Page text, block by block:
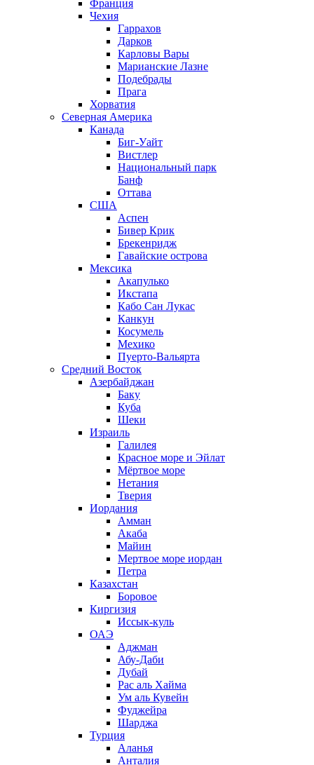
Франция
Чехия
Гаррахов
Дарков
Карловы Вары
Марианские Лазне
Подебрады
Прага
Хорватия
Северная Америка
Канада
Биг-Уайт
Вистлер
Национальный парк
Банф
Оттава
США
Аспен
Бивер Крик
Брекенридж
Гавайские острова
Мексика
Акапулько
Икстапа
Кабо Сан Лукас
Канкун
Косумель
Мехико
Пуерто-Вальярта
Средний Восток
Азербайджан
Баку
Куба
Шеки
Израиль
Галилея
Красное море и Эйлат
Мёртвое море
Нетания
Тверия
Иордания
Амман
Акаба
Майин
Мертвое море иордан
Петра
Казахстан
Боровое
Киргизия
Иссык-куль
ОАЭ
Аджман
Абу-Даби
Дубай
Рас аль Хайма
Ум аль Кувейн
Фуджейра
Шарджа
Турция
Аланья
Анталия